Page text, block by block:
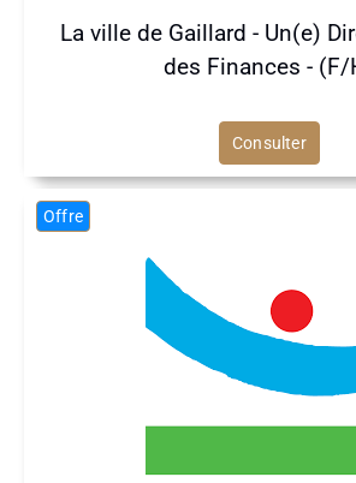
La ville de Gaillard - Un(e)
des Finances - (F/
Consulter
Offre